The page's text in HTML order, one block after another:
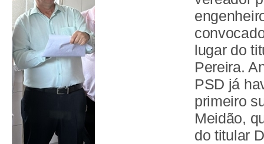
lugar do
Pereira.
PSD já
primeiro
Meidão,
do titular